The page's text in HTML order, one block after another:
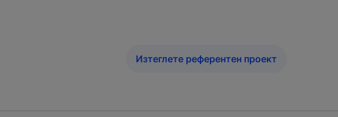
Изтеглете референтен проект